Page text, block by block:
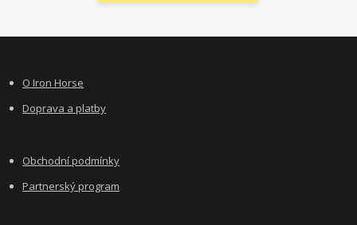
O Iron Horse
Doprava a platby
Obchodní podmínky
Partnerský program